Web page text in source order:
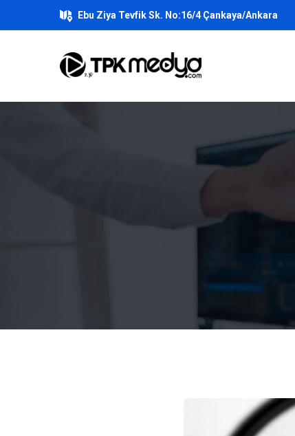
Ebu Ziya Tevfik Sk. No:16/4 Çankaya/Ankara